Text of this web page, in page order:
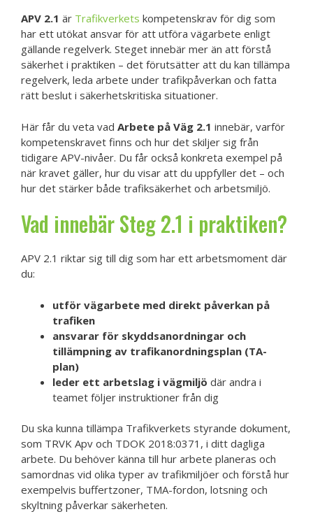
APV 2.1 är Trafikverkets kompetenskrav för dig som
har ett utökat ansvar för att utföra vägarbete enligt
gällande regelverk. Steget innebär mer än att förstå
säkerhet i praktiken – det förutsätter att du kan tillämpa
regelverk, leda arbete under trafikpåverkan och fatta
rätt beslut i säkerhetskritiska situationer.
Här får du veta vad Arbete på Väg 2.1 innebär, varför
kompetenskravet finns och hur det skiljer sig från
tidigare APV-nivåer. Du får också konkreta exempel på
när kravet gäller, hur du visar att du uppfyller det – och
hur det stärker både trafiksäkerhet och arbetsmiljö.
Vad innebär Steg 2.1 i praktiken?
APV 2.1 riktar sig till dig som har ett arbetsmoment där
du:
utför vägarbete med direkt påverkan på
trafiken
ansvarar för skyddsanordningar och
tillämpning av trafikanordningsplan (TA-
plan)
leder ett arbetslag i vägmiljö där andra i
teamet följer instruktioner från dig
Du ska kunna tillämpa Trafikverkets styrande dokument,
som TRVK Apv och TDOK 2018:0371, i ditt dagliga
arbete. Du behöver känna till hur arbete planeras och
samordnas vid olika typer av trafikmiljöer och förstå hur
exempelvis buffertzoner, TMA-fordon, lotsning och
skyltning påverkar säkerheten.